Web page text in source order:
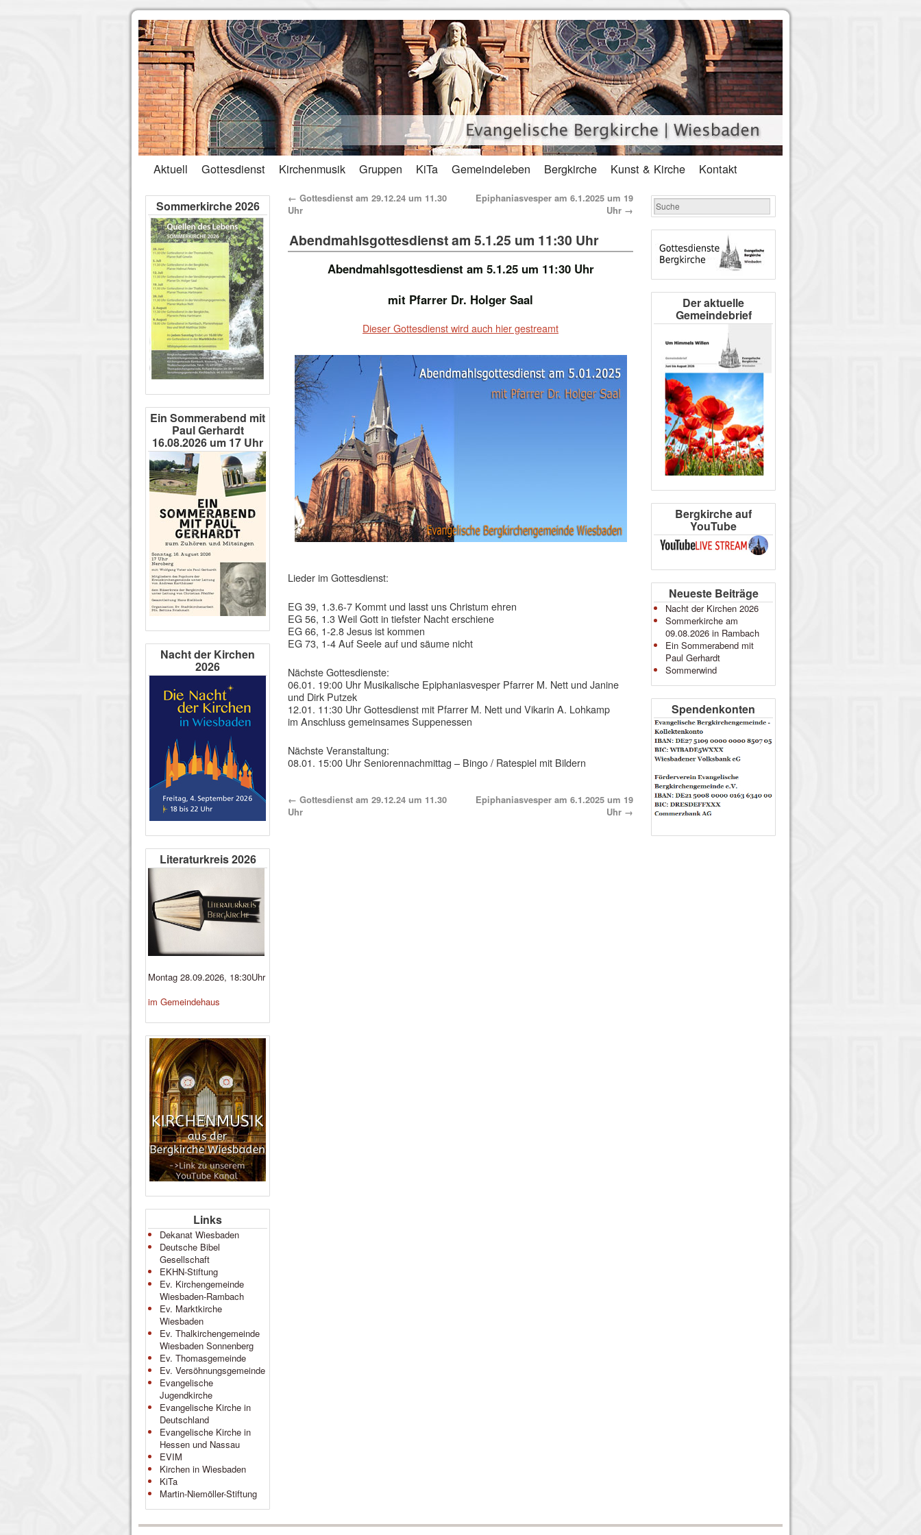
Aktuell Gottesdienst Kirchenmusik Gruppen KiTa Gemeindeleben Bergkirche Kunst & Kirche Kontakt
← Gottesdienst am 29.12.24 um 11.30
Uhr
Epiphaniasvesper am 6.1.2025 um 19
Uhr →
Abendmahlsgottesdienst am 5.1.25 um 11:30 Uhr
Abendmahlsgottesdienst am 5.1.25 um 11:30 Uhr
mit Pfarrer Dr. Holger Saal
Dieser Gottesdienst wird auch hier gestreamt
Lieder im Gottesdienst:
EG 39, 1.3.6-7 Kommt und lasst uns Christum ehren
EG 56, 1.3 Weil Gott in tiefster Nacht erschiene
EG 66, 1-2.8 Jesus ist kommen
EG 73, 1-4 Auf Seele auf und säume nicht
Nächste Gottesdienste:
06.01. 19:00 Uhr Musikalische Epiphaniasvesper Pfarrer M. Nett und Janine
und Dirk Putzek
12.01. 11:30 Uhr Gottesdienst mit Pfarrer M. Nett und Vikarin A. Lohkamp
im Anschluss gemeinsames Suppenessen
Nächste Veranstaltung:
08.01. 15:00 Uhr Seniorennachmittag – Bingo / Ratespiel mit Bildern
← Gottesdienst am 29.12.24 um 11.30
Uhr
Epiphaniasvesper am 6.1.2025 um 19
Uhr →
Sommerkirche 2026
Ein Sommerabend mit
Paul Gerhardt
16.08.2026 um 17 Uhr
Nacht der Kirchen
2026
Literaturkreis 2026
Montag 28.09.2026, 18:30Uhr
im Gemeindehaus
Links
Dekanat Wiesbaden
Deutsche Bibel
Gesellschaft
EKHN-Stiftung
Ev. Kirchengemeinde
Wiesbaden-Rambach
Ev. Marktkirche
Wiesbaden
Ev. Thalkirchengemeinde
Wiesbaden Sonnenberg
Ev. Thomasgemeinde
Ev. Versöhnungsgemeinde
Evangelische
Jugendkirche
Evangelische Kirche in
Deutschland
Evangelische Kirche in
Hessen und Nassau
EVIM
Kirchen in Wiesbaden
KiTa
Martin-Niemöller-Stiftung
Der aktuelle
Gemeindebrief
Bergkirche auf
YouTube
Neueste Beiträge
Nacht der Kirchen 2026
Sommerkirche am
09.08.2026 in Rambach
Ein Sommerabend mit
Paul Gerhardt
Sommerwind
Spendenkonten